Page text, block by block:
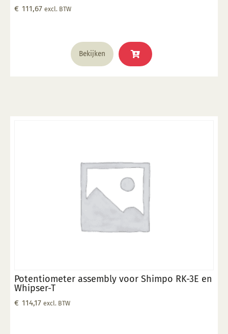
€ 111,67 excl. BTW
Bekijken
Potentiometer assembly voor Shimpo RK-3E en
Whipser-T
€ 114,17 excl. BTW